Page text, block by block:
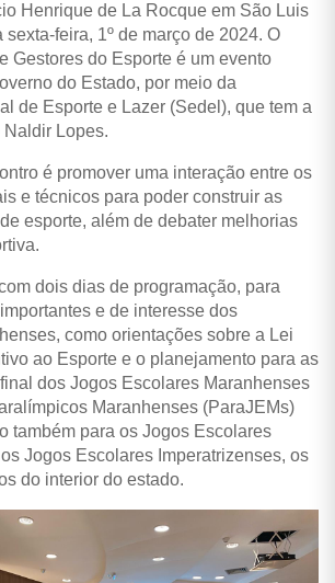
Henrique de La Rocque em São Luis
feira, 1º de março de 2024. O
Gestores do Esporte é um evento
do Estado, por meio da
de Esporte e Lazer (Sedel), que tem a
Naldir Lopes.
é promover uma interação entre os
e técnicos para poder construir as
esporte, além de debater melhorias
dois dias de programação, para
e de interesse dos
como orientações sobre a Lei
ao Esporte e o planejamento para as
dos Jogos Escolares Maranhenses
Maranhenses (ParaJEMs)
também para os Jogos Escolares
Jogos Escolares Imperatrizenses, os
do interior do estado.